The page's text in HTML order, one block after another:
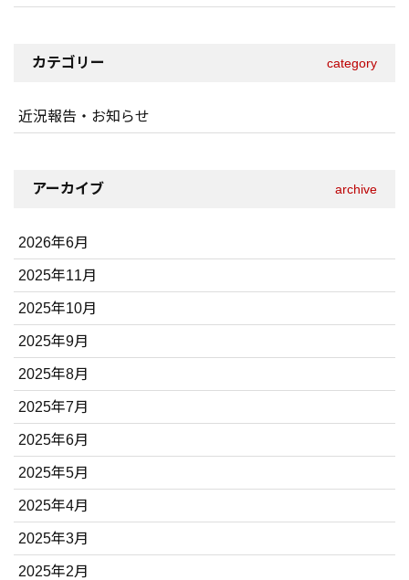
カテゴリー category
近況報告・お知らせ
アーカイブ archive
2026年6月
2025年11月
2025年10月
2025年9月
2025年8月
2025年7月
2025年6月
2025年5月
2025年4月
2025年3月
2025年2月